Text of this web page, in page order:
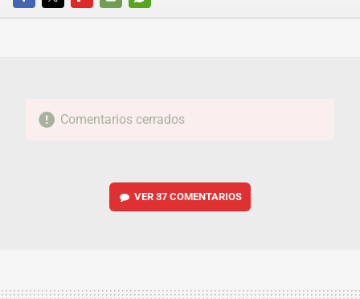
FACEBOOKTWITTERFLIPBOARD
E-
WHATSAPP
Comentarios cerrados
VER 37 COMENTARIOS